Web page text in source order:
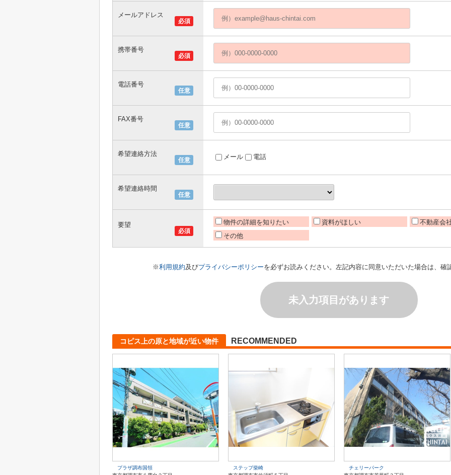
必須
メールアドレス
必須
携帯番号
任意
電話番号
任意
FAX番号
任意
希望連絡方法 メール 電話
任意
希望連絡時間
必須
要望 物件の詳細を知りたい 資料がほしい
不動産会
その他
※利用規約及びプライバシーポリシーを必ずお読みください。左記内容に同意いただいた場合は、確
未入力項目があります
コピス上の原と地域が近い物件 RECOMMENDED
プラザ調布国領
ステップ柴崎
チェリーパーク